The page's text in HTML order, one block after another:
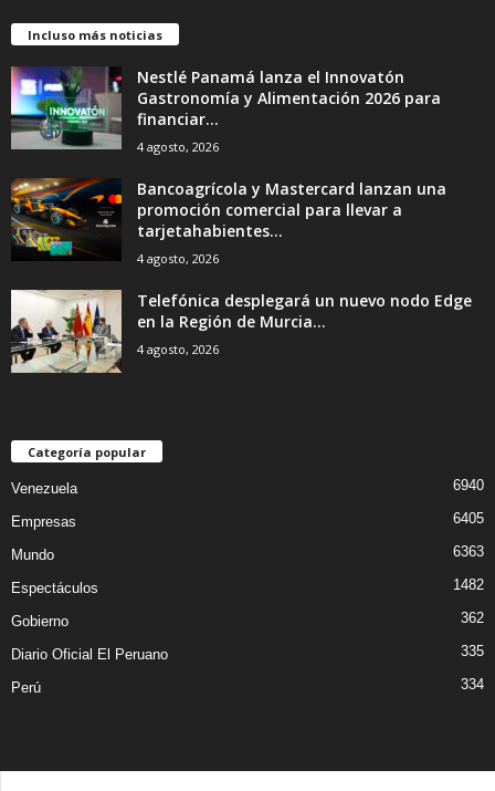
Incluso más noticias
Nestlé Panamá lanza el Innovatón
Gastronomía y Alimentación 2026 para
financiar...
4 agosto, 2026
Bancoagrícola y Mastercard lanzan una
promoción comercial para llevar a
tarjetahabientes...
4 agosto, 2026
Telefónica desplegará un nuevo nodo Edge
en la Región de Murcia...
4 agosto, 2026
Categoría popular
Venezuela 6940
Empresas 6405
Mundo 6363
Espectáculos 1482
Gobierno 362
Diario Oficial El Peruano 335
Perú 334